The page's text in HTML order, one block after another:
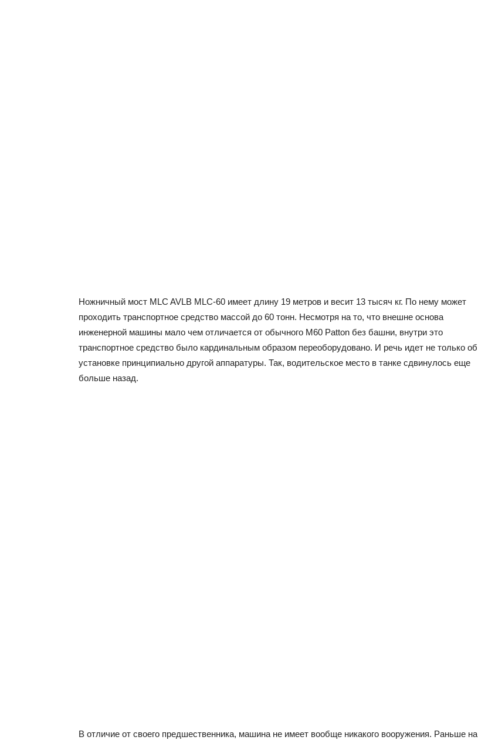
Ножничный мост MLC AVLB MLC-60 имеет длину 19 метров и весит 13 тысяч кг. По нему может
проходить транспортное средство массой до 60 тонн. Несмотря на то, что внешне основа
инженерной машины мало чем отличается от обычного M60 Patton без башни, внутри это
транспортное средство было кардинальным образом переоборудовано. И речь идет не только об
установке принципиально другой аппаратуры. Так, водительское место в танке сдвинулось еще
больше назад.
В отличие от своего предшественника, машина не имеет вообще никакого вооружения. Раньше на